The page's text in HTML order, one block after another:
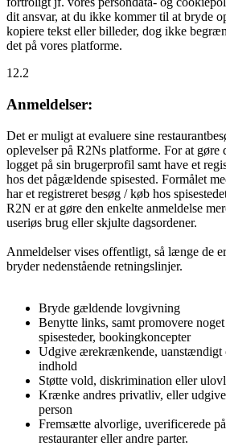
dit ansvar, at du ikke kommer til at bryde
kopiere tekst eller billeder, dog ikke
det på vores platforme.
12.2
Anmeldelser:
Det er muligt at evaluere sine
oplevelser på R2Ns platforme. For at gøre
logget på sin brugerprofil samt have et
hos det pågældende spisested. Formålet
har et registreret besøg / køb hos
R2N er at gøre den enkelte anmeldelse
useriøs brug eller skjulte dagsordener.
Anmeldelser vises offentligt, så længe de
bryder nedenstående retningslinjer.
Bryde gældende lovgivning
Benytte links, samt promovere
spisesteder, bookingkoncepter
Udgive ærekrænkende, uanstændigt
indhold
Støtte vold, diskrimination eller
Krænke andres privatliv, eller
person
Fremsætte alvorlige, uverificerede
restauranter eller andre parter.